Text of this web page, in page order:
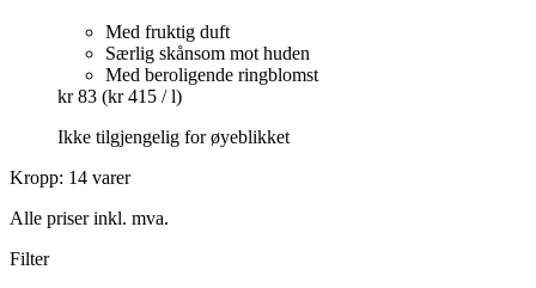
Med fruktig duft
Særlig skånsom mot huden
Med beroligende ringblomst
kr 83 (kr 415 / l)
Ikke tilgjengelig for øyeblikket
Kropp: 14 varer
Alle priser inkl. mva.
Filter